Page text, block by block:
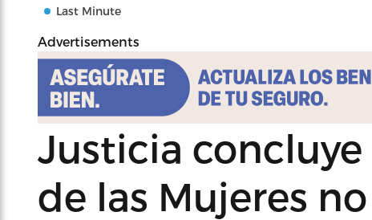
Last Minute
Advertisements
Justicia
de las Mujeres